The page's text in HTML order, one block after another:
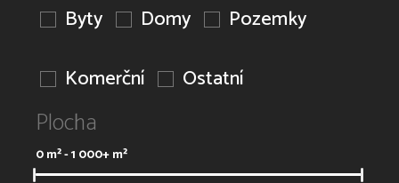
Byty Domy
Pozemky
Komerční
Ostatní
Plocha
0m² -1 000+m²